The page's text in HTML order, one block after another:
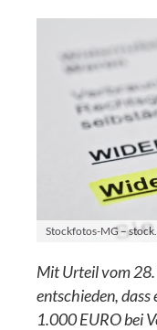
Stockfotos-MG –
Mit Urteil vom
entschieden, dass
1.000 EURO bei